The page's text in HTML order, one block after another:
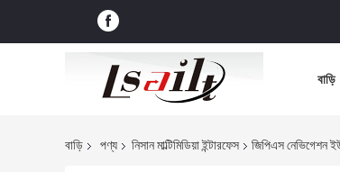
বাড়ি
বাড়ি পণ্য নিসান মাল্টিমিডিয়া ইন্টারফেস জিপিএস